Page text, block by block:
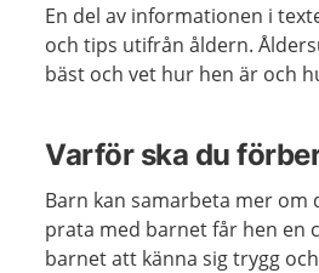
En del av informationen i
och tips utifrån åldern.
bäst och vet hur hen är och
Varför ska du
Barn kan samarbeta mer om
prata med barnet får hen en
barnet att känna sig trygg